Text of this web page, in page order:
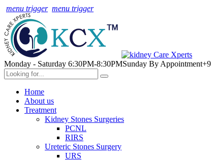
menu trigger menu trigger
Monday - Saturday 6:30PM-8:30PMSunday By Appointment
Home
About us
Treatment
Kidney Stones Surgeries
PCNL
RIRS
Ureteric Stones Surgery
URS